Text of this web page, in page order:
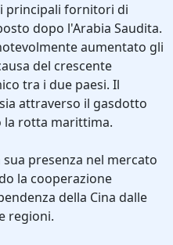
principali fornitori di
dopo l'Arabia Saudita.
aumentato gli
del crescente
tra i due paesi. Il
attraverso il gasdotto
la rotta marittima.
presenza nel mercato
la cooperazione
della Cina dalle
regioni.